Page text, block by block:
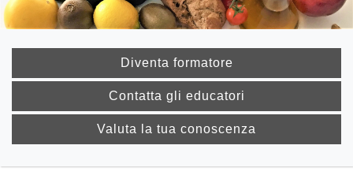
Diventa formatore
Contatta gli educatori
Valuta la tua conoscenza